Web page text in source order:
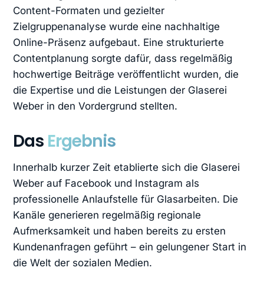
Content-Formaten und gezielter
Zielgruppenanalyse wurde eine nachhaltige
Online-Präsenz aufgebaut. Eine strukturierte
Contentplanung sorgte dafür, dass regelmäßig
hochwertige Beiträge veröffentlicht wurden, die
die Expertise und die Leistungen der Glaserei
Weber in den Vordergrund stellten.
Das Ergebnis
Innerhalb kurzer Zeit etablierte sich die Glaserei
Weber auf Facebook und Instagram als
professionelle Anlaufstelle für Glasarbeiten. Die
Kanäle generieren regelmäßig regionale
Aufmerksamkeit und haben bereits zu ersten
Kundenanfragen geführt – ein gelungener Start in
die Welt der sozialen Medien.